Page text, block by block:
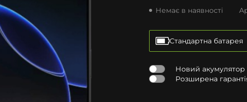
Немає в наявності
Стандартна батарея
Новий акумулятор
Розширена